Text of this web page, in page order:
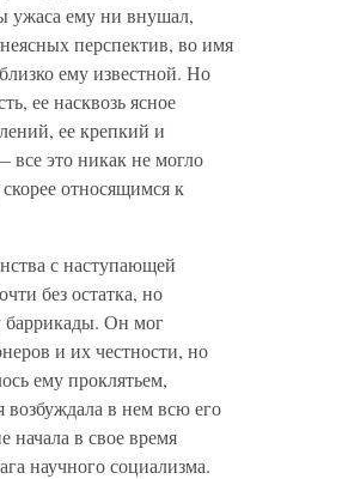
ужаса ему ни внушал,
перспектив, во имя
ему известной. Но
ее насквозь ясное
ее крепкий и
все это никак не могло
относящимся к
с наступающей
без остатка, но
Он мог
и их честности, но
ему проклятьем,
возбуждала в нем всю его
начала в свое время
научного социализма.